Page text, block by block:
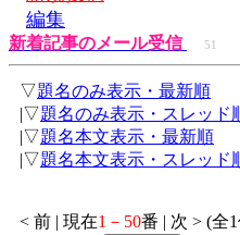
編集
新着記事のメール受信 51
▽題名のみ表示・最新順
|▽題名のみ表示・スレッド
|▽題名本文表示・最新順
|▽題名本文表示・スレッド
< 前 | 現在1－50番 | 次 > (全